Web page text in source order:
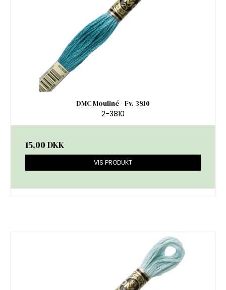
DMC Mouliné - Fv. 3810
2-3810
15,00 DKK
VIS PRODUKT